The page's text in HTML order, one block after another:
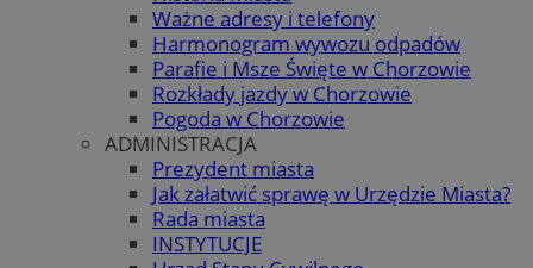
Ważne adresy i telefony
Harmonogram wywozu odpadów
Parafie i Msze Święte w Chorzowie
Rozkłady jazdy w Chorzowie
Pogoda w Chorzowie
ADMINISTRACJA
Prezydent miasta
Jak załatwić sprawę w Urzędzie Miasta?
Rada miasta
INSTYTUCJE